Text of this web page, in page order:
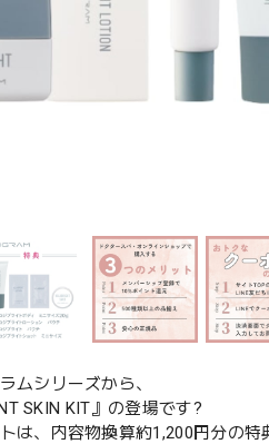
ムシリーズから、
SKIN KIT』の登場です?
は、内容物換算約1,200円分の